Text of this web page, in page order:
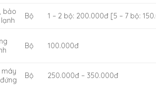
bảo
Bộ 1 – 2 bộ: 200.000đ [5 – 7 bộ:
Bộ 100.000đ
máy
Bộ 250.000đ – 350.000đ